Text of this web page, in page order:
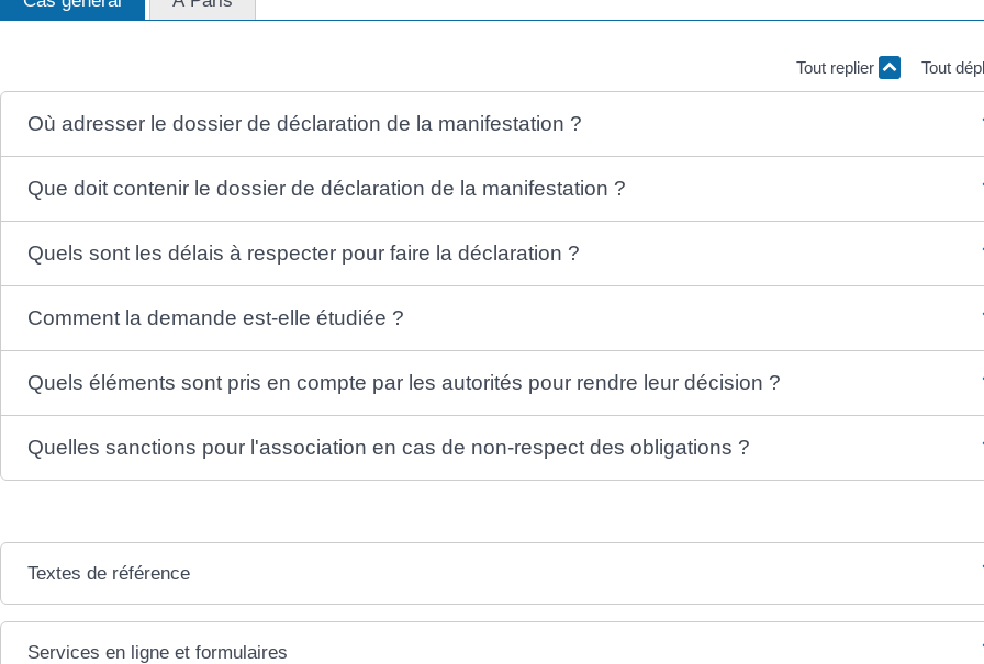
Tout replier Tout
Où adresser le dossier de déclaration de la manifestation ?
Que doit contenir le dossier de déclaration de la manifestation ?
Quels sont les délais à respecter pour faire la déclaration ?
Comment la demande est-elle étudiée ?
Quels éléments sont pris en compte par les autorités pour rendre leur décision ?
Quelles sanctions pour l'association en cas de non-respect des obligations ?
Textes de référence
Services en ligne et formulaires